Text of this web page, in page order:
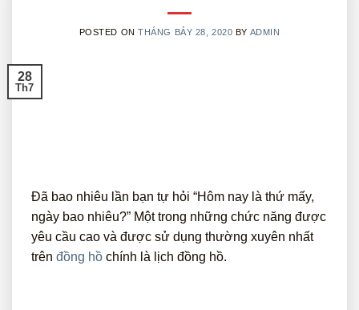
POSTED ONTHÁNG BẢY 28, 2020 BY ADMIN
28
Th7
Đã bao nhiêu lần bạn tự hỏi “Hôm nay là thứ mấy,
ngày bao nhiêu?” Một trong những chức năng được
yêu cầu cao và được sử dụng thường xuyên nhất
trên đồng hồ chính là lịch đồng hồ.